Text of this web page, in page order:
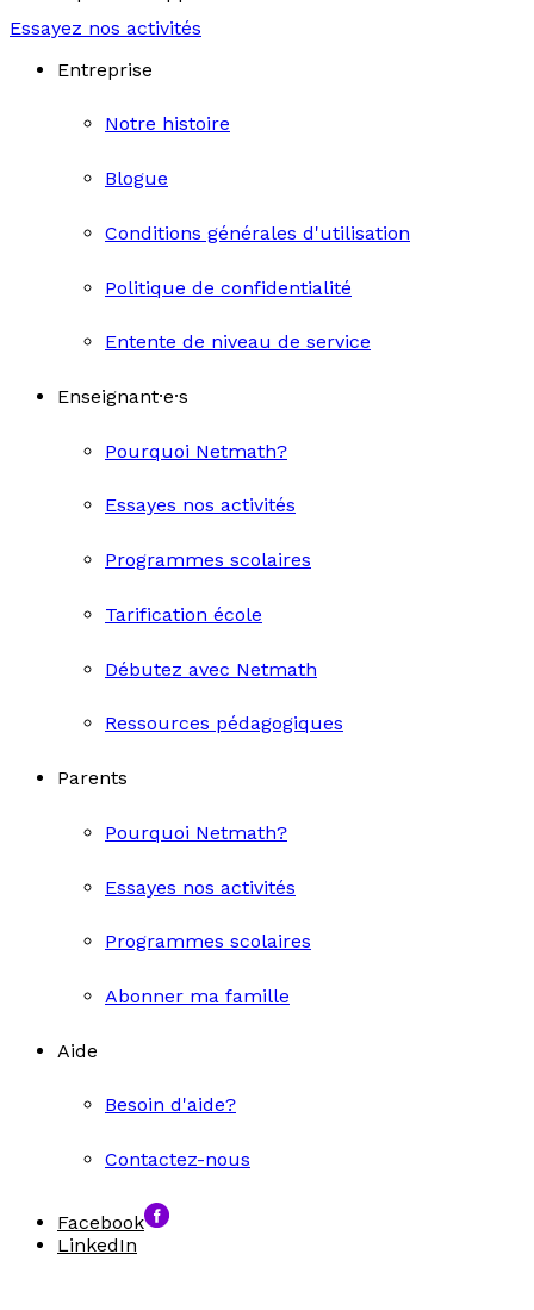
Essayez nos activités
Entreprise
Notre histoire
Blogue
Conditions générales d'utilisation
Politique de confidentialité
Entente de niveau de service
Enseignant·e·s
Pourquoi Netmath?
Essayes nos activités
Programmes scolaires
Tarification école
Débutez avec Netmath
Ressources pédagogiques
Parents
Pourquoi Netmath?
Essayes nos activités
Programmes scolaires
Abonner ma famille
Aide
Besoin d'aide?
Contactez-nous
Facebook
LinkedIn